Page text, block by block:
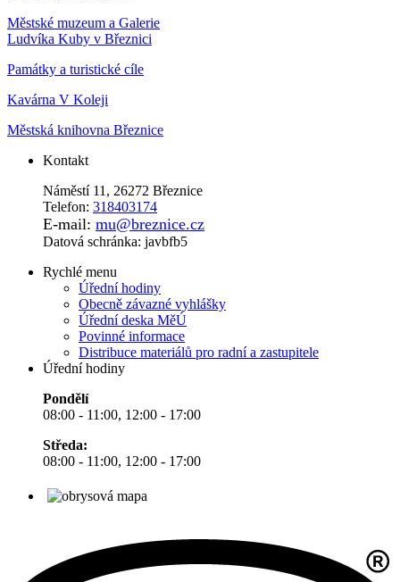
Městské muzeum a Galerie
Ludvíka Kuby v Březnici
Památky a turistické cíle
Kavárna V Koleji
Městská knihovna Březnice
Kontakt
Náměstí 11, 26272 Březnice
Telefon: 318403174
E-mail: mu@breznice.cz
Datová schránka: javbfb5
Rychlé menu
Úřední hodiny
Obecně závazné vyhlášky
Úřední deska MěÚ
Povinné informace
Distribuce materiálů pro radní a zastupitele
Úřední hodiny
Pondělí
08:00 - 11:00, 12:00 - 17:00
Středa:
08:00 - 11:00, 12:00 - 17:00